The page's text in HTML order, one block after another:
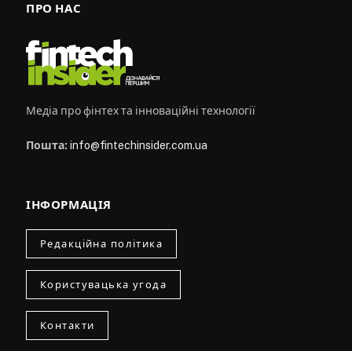
ПРО НАС
Медіа про фінтех та інноваційні технології
Пошта: info@fintechinsider.com.ua
ІНФОРМАЦІЯ
Редакційна політика
Користувацька угода
Контакти